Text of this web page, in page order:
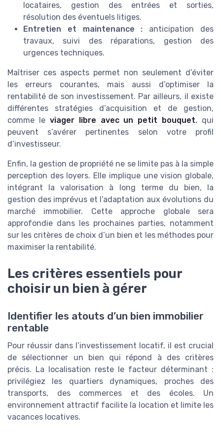
locataires, gestion des entrées et sorties,
résolution des éventuels litiges.
Entretien et maintenance : anticipation des
travaux, suivi des réparations, gestion des
urgences techniques.
Maîtriser ces aspects permet non seulement d’éviter
les erreurs courantes, mais aussi d’optimiser la
rentabilité de son investissement. Par ailleurs, il existe
différentes stratégies d’acquisition et de gestion,
comme le viager libre avec un petit bouquet, qui
peuvent s’avérer pertinentes selon votre profil
d’investisseur.
Enfin, la gestion de propriété ne se limite pas à la simple
perception des loyers. Elle implique une vision globale,
intégrant la valorisation à long terme du bien, la
gestion des imprévus et l’adaptation aux évolutions du
marché immobilier. Cette approche globale sera
approfondie dans les prochaines parties, notamment
sur les critères de choix d’un bien et les méthodes pour
maximiser la rentabilité.
Les critères essentiels pour
choisir un bien à gérer
Identifier les atouts d’un bien immobilier
rentable
Pour réussir dans l’investissement locatif, il est crucial
de sélectionner un bien qui répond à des critères
précis. La localisation reste le facteur déterminant :
privilégiez les quartiers dynamiques, proches des
transports, des commerces et des écoles. Un
environnement attractif facilite la location et limite les
vacances locatives.